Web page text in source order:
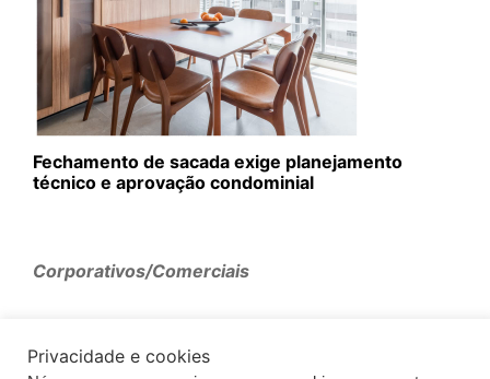
Fechamento de sacada exige planejamento
técnico e aprovação condominial
Corporativos/Comerciais
Privacidade e cookies